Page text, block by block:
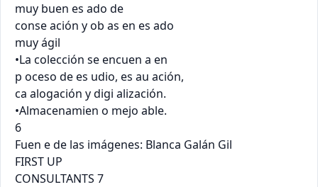
muy buen es ado de
conse ación y ob as en es ado
muy ágil
•La colección se encuen a en
p oceso de es udio, es au ación,
ca alogación y digi alización.
•Almacenamien o mejo able.
6
Fuen e de las imágenes: Blanca Galán Gil
FIRST UP
CONSULTANTS 7